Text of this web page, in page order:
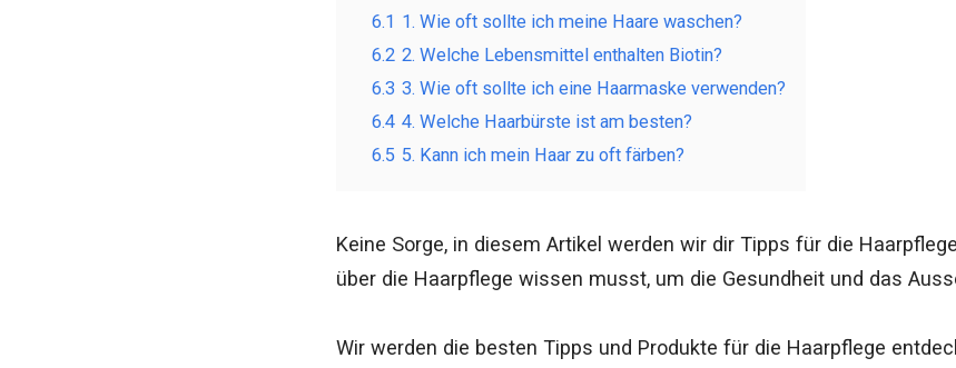
6.1 1. Wie oft sollte ich meine Haare waschen?
6.2 2. Welche Lebensmittel enthalten Biotin?
6.3 3. Wie oft sollte ich eine Haarmaske verwenden?
6.4 4. Welche Haarbürste ist am besten?
6.5 5. Kann ich mein Haar zu oft färben?
Keine Sorge, in diesem Artikel werden wir dir Tipps für die
über die Haarpflege wissen musst, um die Gesundheit und das
Wir werden die besten Tipps und Produkte für die Haarpflege